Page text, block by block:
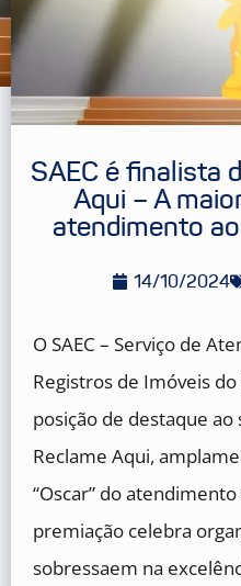
SAEC é finalista
Aqui – A
atendimento
14/10/2024
O SAEC – Serviço de
Registros de Imóveis
posição de destaque
Reclame Aqui,
“Oscar” do
premiação celebra
sobressaem na